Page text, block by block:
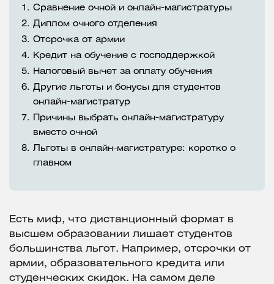
1. Сравнение очной и онлайн-магистратуры
2. Диплом очного отделения
3. Отсрочка от армии
4.
Кредит на обучение с господдержкой
5.
Налоговый вычет за оплату обучения
6. Другие льготы и бонусы для студентов
онлайн-магистратур
7.
Причины выбрать онлайн-магистратуру
вместо очной
8. Льготы в онлайн-магистратуре: коротко о
главном
Есть миф, что дистанционный формат в
высшем образовании лишает студентов
большинства льгот. Например, отсрочки от
армии, образовательного кредита или
студенческих скидок. На самом деле